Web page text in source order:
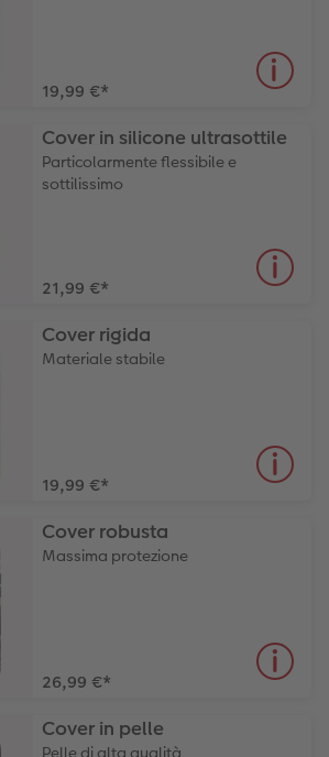
19,99 €*
Cover in silicone ultrasottile
Particolarmente flessibile e
sottilissimo
21,99 €*
Cover rigida
Materiale stabile
19,99 €*
Cover robusta
Massima protezione
26,99 €*
Cover in pelle